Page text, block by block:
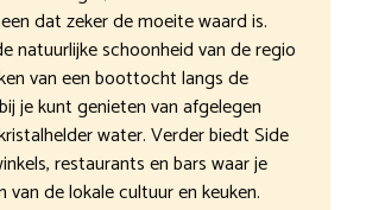
dat zeker de moeite waard is.
natuurlijke schoonheid van de regio
van een boottocht langs de
je kunt genieten van afgelegen
water. Verder biedt Side
restaurants en bars waar je
van de lokale cultuur en keuken.